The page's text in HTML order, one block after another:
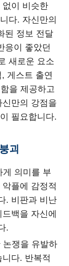
없이 비슷한
다. 자신만의
된 정보 전달
응이 좋았던
새로운 요소
게스트 출연
을 제공하고
만의 강점을
필요합니다.
괴
게 의미를 부
플에 감정적
. 비판과 비난
백을 자신에
.
논쟁을 유발하
다. 반복적